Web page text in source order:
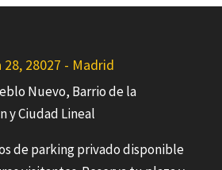
28, 28027 - Madrid
Nuevo, Barrio de la
y Ciudad Lineal
de parking privado disponible